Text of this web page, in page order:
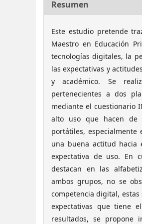
Resumen
Este estudio pretende
Maestro en Educación
tecnologías digitales, la
las expectativas y
y académico. Se
pertenecientes a dos
mediante el cuestionario
alto uso que hacen de
portátiles, especialmente
una buena actitud hacia
expectativa de uso. En
destacan en las
ambos grupos, no se
competencia digital,
expectativas que tiene
resultados, se propone